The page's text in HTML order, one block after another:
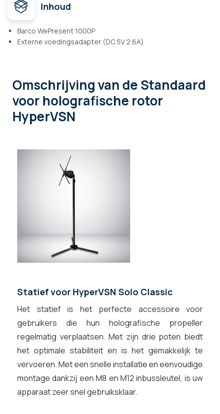
Inhoud
Barco WePresent 1000P
Externe voedingsadapter (DC 5V 2.6A)
Omschrijvingvan de Standaard
voor holografische rotor
HyperVSN
Statief voor HyperVSN Solo Classic
Het statief is het perfecte accessoire voor
gebruikers die hun holografische propeller
regelmatig verplaatsen. Met zijn drie poten biedt
het optimale stabiliteit en is het gemakkelijk te
vervoeren. Met een snelle installatie en eenvoudige
montage dankzij een M8 en M12 inbussleutel, is uw
apparaat zeer snel gebruiksklaar.